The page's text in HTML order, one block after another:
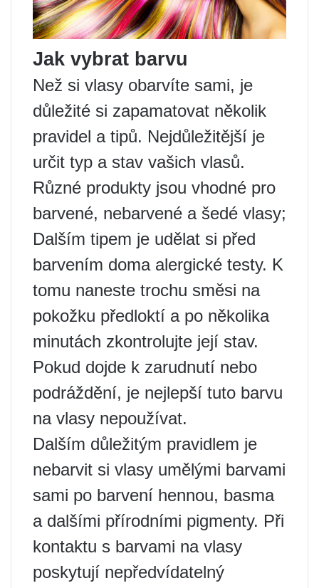
Jak vybrat barvu
Než si vlasy obarvíte sami, je
důležité si zapamatovat několik
pravidel a tipů. Nejdůležitější je
určit typ a stav vašich vlasů.
Různé produkty jsou vhodné pro
barvené, nebarvené a šedé vlasy;
Dalším tipem je udělat si před
barvením doma alergické testy. K
tomu naneste trochu směsi na
pokožku předloktí a po několika
minutách zkontrolujte její stav.
Pokud dojde k zarudnutí nebo
podráždění, je nejlepší tuto barvu
na vlasy nepoužívat.
Dalším důležitým pravidlem je
nebarvit si vlasy umělými barvami
sami po barvení hennou, basma
a dalšími přírodními pigmenty. Při
kontaktu s barvami na vlasy
poskytují nepředvídatelný